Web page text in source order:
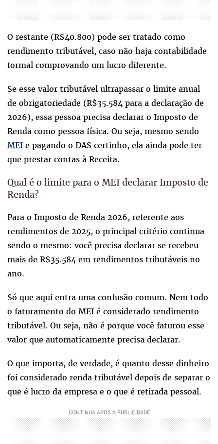
O restante (R$40.800) pode ser tratado como
rendimento tributável, caso não haja contabilidade
formal comprovando um lucro diferente.
Se esse valor tributável ultrapassar o limite anual
de obrigatoriedade (R$35.584 para a declaração de
2026), essa pessoa precisa declarar o Imposto de
Renda como pessoa física. Ou seja, mesmo sendo
MEI e pagando o DAS certinho, ela ainda pode ter
que prestar contas à Receita.
Qual é o limite para o MEI declarar Imposto de
Renda?
Para o Imposto de Renda 2026, referente aos
rendimentos de 2025, o principal critério continua
sendo o mesmo: você precisa declarar se recebeu
mais de R$35.584 em rendimentos tributáveis no
ano.
Só que aqui entra uma confusão comum. Nem todo
o faturamento do MEI é considerado rendimento
tributável. Ou seja, não é porque você faturou esse
valor que automaticamente precisa declarar.
O que importa, de verdade, é quanto desse dinheiro
foi considerado renda tributável depois de separar o
que é lucro da empresa e o que é retirada pessoal.